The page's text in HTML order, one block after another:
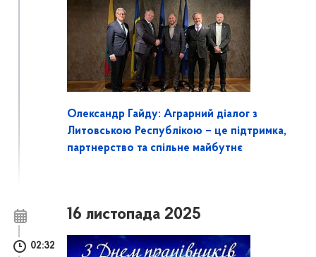
Олександр Гайду: Аграрний діалог з
Литовською Республікою – це підтримка,
партнерство та спільне майбутнє
16 листопада 2025
02:32